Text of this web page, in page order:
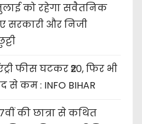
को रहेगा सवैतनिक
सरकारी और निजी
फीस घटकर ₹20, फिर भी
से कम : INFO BIHAR
की छात्रा से कथित